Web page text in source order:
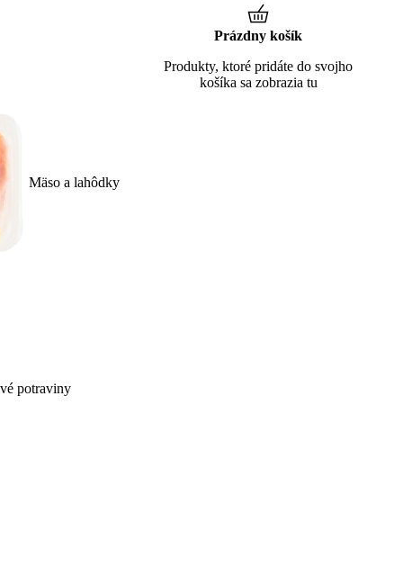
Mäso a lahôdky
potraviny
Prázdny košík
Produkty, ktoré pridáte do svojho
košíka sa zobrazia tu